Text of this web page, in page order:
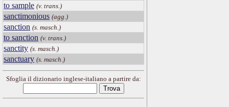
to sample (v. trans.)
sanctimonious (agg.)
sanction (s. masch.)
to sanction (v. trans.)
sanctity (s. masch.)
sanctuary (s. masch.)
Sfoglia il dizionario inglese-italiano a partire da: